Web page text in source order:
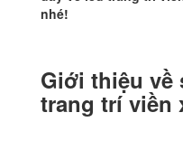
nhé!
Giới thiệu về
trang trí viền